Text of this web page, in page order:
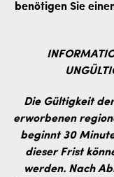
benötigen Sie
Die Gültigkeit
erworbenen
beginnt 30
dieser Frist
werden. Nach